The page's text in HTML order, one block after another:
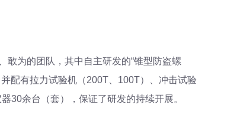
为的团队，其中自主研发的“锥型防盗螺
配有拉力试验机（200T、100T）、冲击试验
30余台（套），保证了研发的持续开展。